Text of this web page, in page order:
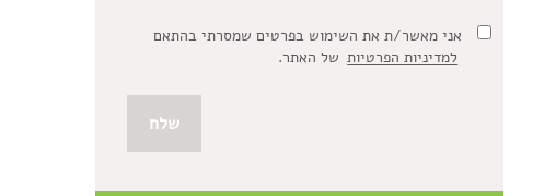
אני מאשר/ת את השימוש בפרטים שמסרתי בהתאם
למדיניות הפרטיות